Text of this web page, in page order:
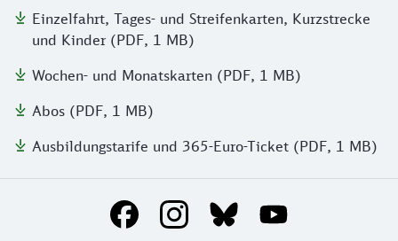
Einzelfahrt, Tages- und Streifenkarten, Kurzstrecke
und Kinder (PDF, 1 MB)
Wochen- und Monatskarten (PDF, 1 MB)
Abos (PDF, 1 MB)
Ausbildungstarife und 365-Euro-Ticket (PDF, 1 MB)
Social Media Links